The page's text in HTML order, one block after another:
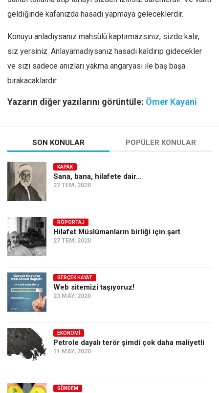
geldiğinde kafanızda hasadı yapmaya geleceklerdir.
Konuyu anladıysanız mahsülü kaptırmazsınız, sizde kalır,
siz yersiniz. Anlayamadıysanız hasadı kaldırıp gidecekler
ve sizi sadece anızları yakma angaryası ile baş başa
bırakacaklardır.
Yazarın diğer yazılarını görüntüle: Ömer Kayani
SON KONULAR POPÜLER KONULAR
KAPAK
Sana, bana, hilafete dair…
27 TEM, 2020
RÖPORTAJ
Hilafet Müslümanların birliği için şart
27 TEM, 2020
GERÇEK HAYAT
Web sitemizi taşıyoruz!
23 MAY, 2020
EKONOMI
Petrole dayalı terör şimdi çok daha maliyetli
11 MAY, 2020
GÜNDEM